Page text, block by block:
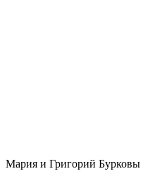
Мария и Григорий Бурковы